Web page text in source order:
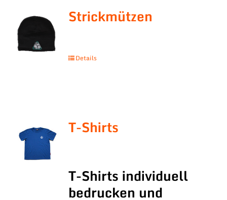
Strickmützen
Details
T-Shirts
T-Shirts individuell
bedrucken und